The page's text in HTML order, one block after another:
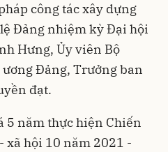
công tác xây dựng
Đảng nhiệm kỳ Đại hội
Hưng, Ủy viên Bộ
Đảng, Trưởng ban
đạt.
5 năm thực hiện Chiến
hội 10 năm 2021 -